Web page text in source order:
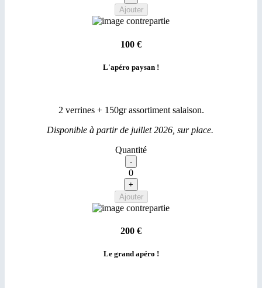
100 €
L'apéro paysan !
2 verrines + 150gr assortiment salaison.
Disponible à partir de juillet 2026, sur place.
Quantité
0
200 €
Le grand apéro !